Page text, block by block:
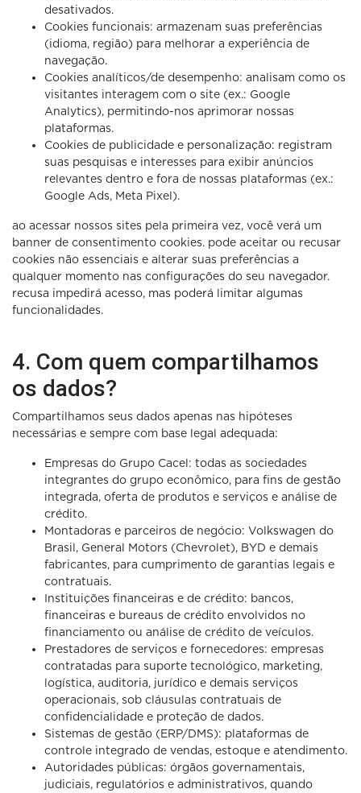
desativados.
Cookies funcionais: armazenam suas preferências
(idioma, região) para melhorar a experiência de
navegação.
Cookies analíticos/de desempenho: analisam como os
visitantes interagem com o site (ex.: Google
Analytics), permitindo-nos aprimorar nossas
plataformas.
Cookies de publicidade e personalização: registram
suas pesquisas e interesses para exibir anúncios
relevantes dentro e fora de nossas plataformas (ex.:
Google Ads, Meta Pixel).
ao acessar nossos sites pela primeira vez, você verá um
banner de consentimento cookies. pode aceitar ou recusar
cookies não essenciais e alterar suas preferências a
qualquer momento nas configurações do seu navegador.
recusa impedirá acesso, mas poderá limitar algumas
funcionalidades.
4. Com quem compartilhamos
os dados?
Compartilhamos seus dados apenas nas hipóteses
necessárias e sempre com base legal adequada:
Empresas do Grupo Cacel: todas as sociedades
integrantes do grupo econômico, para fins de gestão
integrada, oferta de produtos e serviços e análise de
crédito.
Montadoras e parceiros de negócio: Volkswagen do
Brasil, General Motors (Chevrolet), BYD e demais
fabricantes, para cumprimento de garantias legais e
contratuais.
Instituições financeiras e de crédito: bancos,
financeiras e bureaus de crédito envolvidos no
financiamento ou análise de crédito de veículos.
Prestadores de serviços e fornecedores: empresas
contratadas para suporte tecnológico, marketing,
logística, auditoria, jurídico e demais serviços
operacionais, sob cláusulas contratuais de
confidencialidade e proteção de dados.
Sistemas de gestão (ERP/DMS): plataformas de
controle integrado de vendas, estoque e atendimento.
Autoridades públicas: órgãos governamentais,
judiciais, regulatórios e administrativos, quando